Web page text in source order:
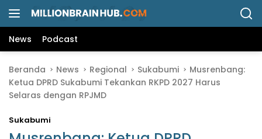
News Podcast
Beranda News Regional Sukabumi
Musrenbang:
Ketua DPRD Sukabumi Tekankan RKPD 2027 Harus
Selaras dengan RPJMD
Sukabumi